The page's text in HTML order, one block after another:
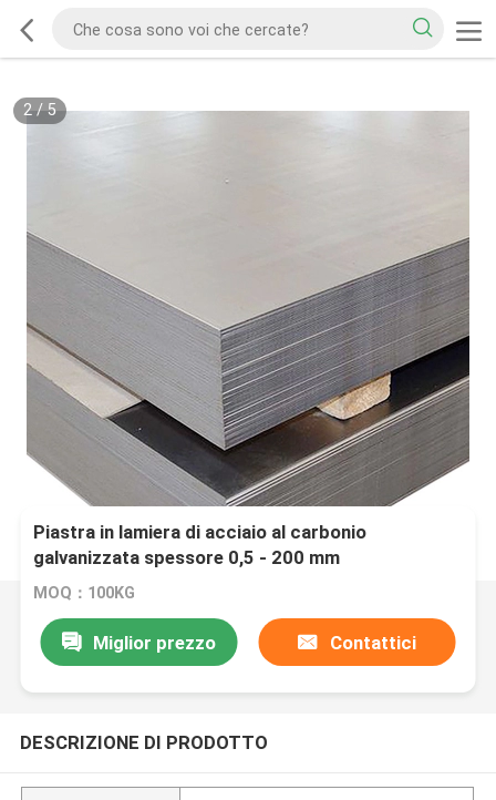
2/5
Piastra in lamiera di acciaio al carbonio
galvanizzata spessore 0,5 - 200 mm
MOQ：100KG
Miglior prezzo Contattici
DESCRIZIONE DI PRODOTTO